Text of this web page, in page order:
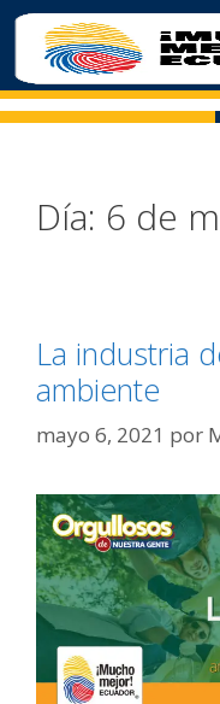
Día: 6 de
La industria
ambiente
mayo 6, 2021 por